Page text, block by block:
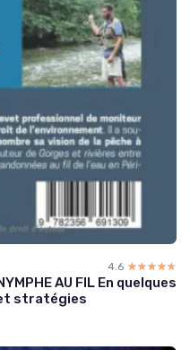
4.6 ☆☆☆☆☆
★★★★★
AU FIL En quelques
stratégies